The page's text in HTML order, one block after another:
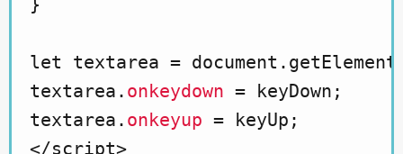
}
let textarea =
textarea. onkeydown = keyDown;
textarea. onkeyup = keyUp;